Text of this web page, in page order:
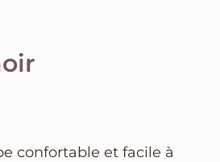
confortable et facile à